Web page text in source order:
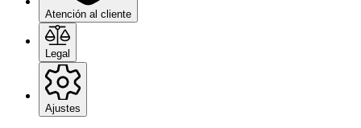
Atención al cliente
Legal
Ajustes